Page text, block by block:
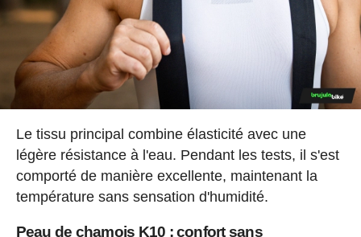
Le tissu principal combine élasticité avec une
légère résistance à l'eau. Pendant les tests, il s'est
comporté de manière excellente, maintenant la
température sans sensation d'humidité.
Peau de chamois K10 : confort sans